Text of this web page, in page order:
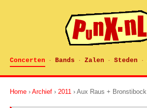
Concerten · Bands · Zalen · Steden ·
Home › Archief › 2011 › Aux Raus + Bronstibock